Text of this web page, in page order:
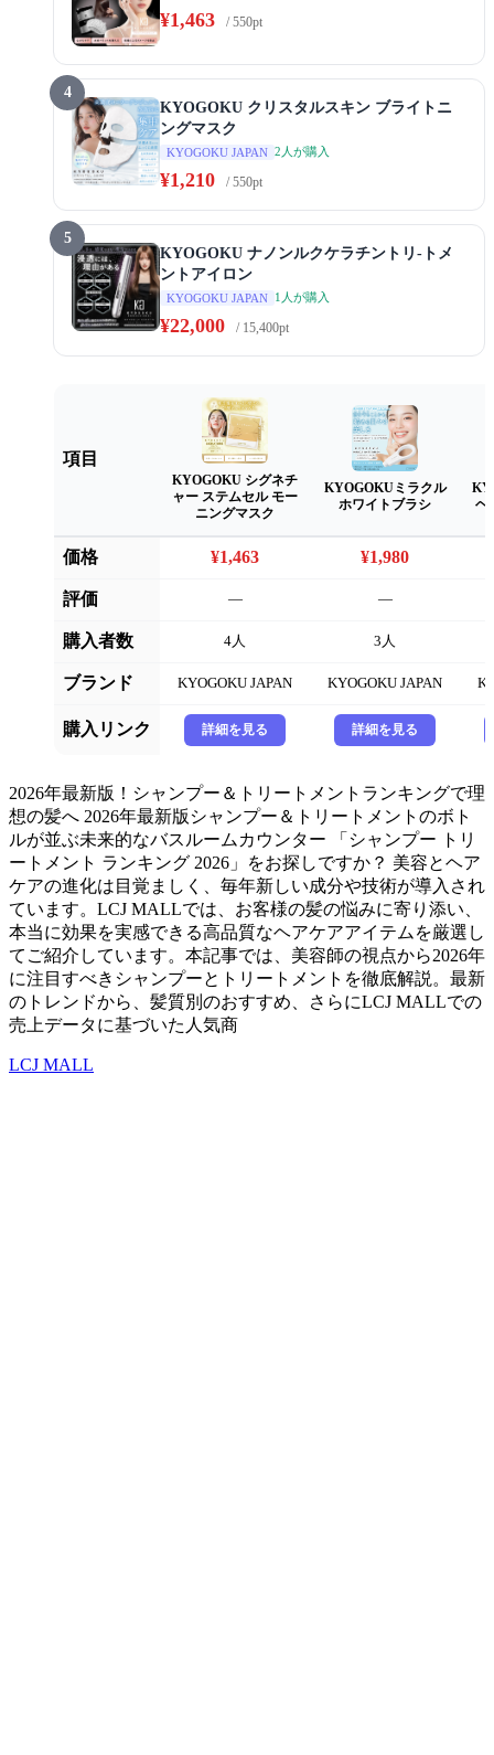
¥1,463 / 550pt
4
KYOGOKU クリスタルスキン ブライトニ
ングマスク
KYOGOKU JAPAN 2人が購入
¥1,210 / 550pt
5
KYOGOKU ナノンルクケラチントリ-トメ
ントアイロン
KYOGOKU JAPAN 1人が購入
¥22,000 / 15,400pt
項目
KYOGOKU シグネチ
ャー ステムセル モー
ニングマスク
KYOGOKUミラクル
ホワイトブラシ
ヘ
価格 ¥1,463 ¥1,980
評価 — —
購入者数 4人 3人
ブランド KYOGOKU JAPAN KYOGOKU JAPAN
購入リンク 詳細を見る 詳細を見る
2026年最新版！シャンプー＆トリートメントランキングで理
想の髪へ 2026年最新版シャンプー＆トリートメントのボト
ルが並ぶ未来的なバスルームカウンター 「シャンプー トリ
ートメント ランキング 2026」をお探しですか？ 美容とヘア
ケアの進化は目覚ましく、毎年新しい成分や技術が導入され
ています。LCJ MALLでは、お客様の髪の悩みに寄り添い、
本当に効果を実感できる高品質なヘアケアアイテムを厳選し
てご紹介しています。本記事では、美容師の視点から2026年
に注目すべきシャンプーとトリートメントを徹底解説。最新
のトレンドから、髪質別のおすすめ、さらにLCJ MALLでの
売上データに基づいた人気商
LCJ MALL